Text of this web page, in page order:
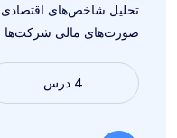
تحلیل شاخص‌های
صورت‌های مالی شرکت‌ها
4 درس